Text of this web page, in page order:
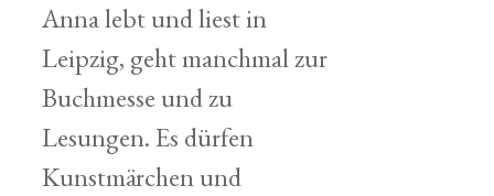
Anna lebt und liest in
Leipzig, geht manchmal zur
Buchmesse und zu
Lesungen. Es dürfen
Kunstmärchen und